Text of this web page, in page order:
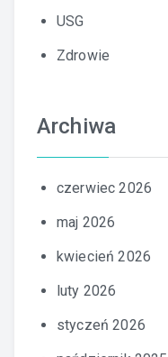
USG
Zdrowie
Archiwa
czerwiec 2026
maj 2026
kwiecień 2026
luty 2026
styczeń 2026